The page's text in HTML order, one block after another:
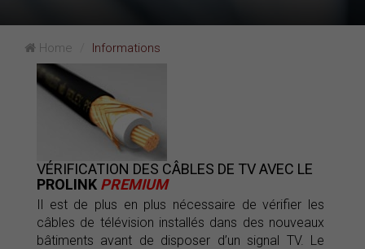
Home Informations
VÉRIFICATION DES CÂBLES DE TV AVEC LE
PROLINK PREMIUM
Il est de plus en plus nécessaire de vérifier les
câbles de télévision installés dans des nouveaux
bâtiments avant de disposer d’un signal TV. Le